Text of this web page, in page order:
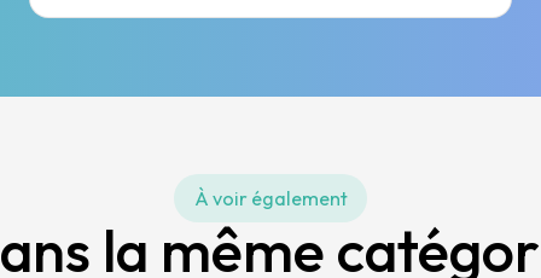
À voir également
la même